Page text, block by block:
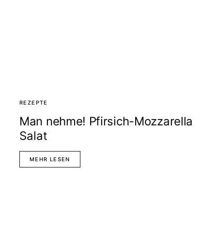
REZEPTE
Man nehme! Pfirsich-Mozzarella
Salat
MEHR LESEN